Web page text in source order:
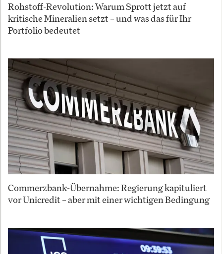
Rohstoff-Revolution: Warum Sprott jetzt auf
kritische Mineralien setzt – und was das für Ihr
Portfolio bedeutet
Commerzbank-Übernahme: Regierung kapituliert
vor Unicredit – aber mit einer wichtigen Bedingung